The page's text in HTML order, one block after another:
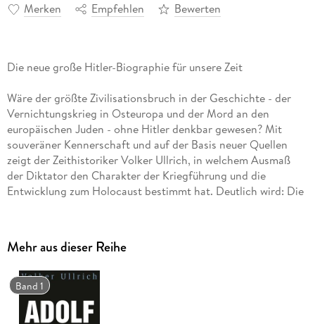
Merken Empfehlen Bewerten
Die neue große Hitler-Biographie für unsere Zeit
Wäre der größte Zivilisationsbruch in der Geschichte - der
Vernichtungskrieg in Osteuropa und der Mord an den
europäischen Juden - ohne Hitler denkbar gewesen? Mit
souveräner Kennerschaft und auf der Basis neuer Quellen
zeigt der Zeithistoriker Volker Ullrich, in welchem Ausmaß
der Diktator den Charakter der Kriegführung und die
Entwicklung zum Holocaust bestimmt hat. Deutlich wird: Die
In seiner meisterhaften Biographie gelingt es Volker Ullrich
überzeugend, die Persönlichkeit Hitlers greifbar zu machen.
Erst so wird erkennbar, wie all das geschehen konnte - und
welchen Platz der Diktator in der Geschichte einnimmt.
Mehr aus dieser Reihe
Band 1